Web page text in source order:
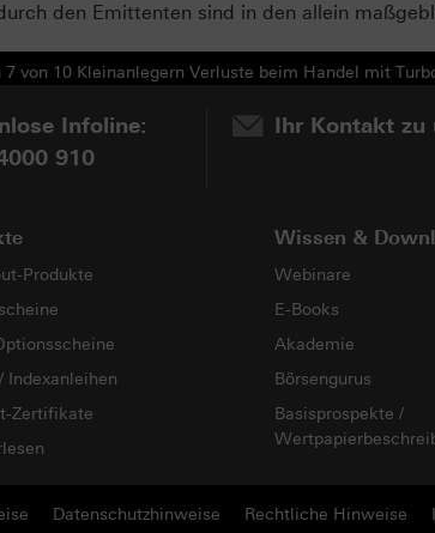
den Emittenten sind in den allein
von 10 Kleinanlegern Verluste beim Handel mit
Infoline:
910
Ihr Kontakt zu
Produkte
Indexanleihen
Zertifikate
Wissen &
Webinare
E-Books
Akademie
Börsengurus
Basisprospekte /
Datenschutzhinweise Rechtliche Hinweise